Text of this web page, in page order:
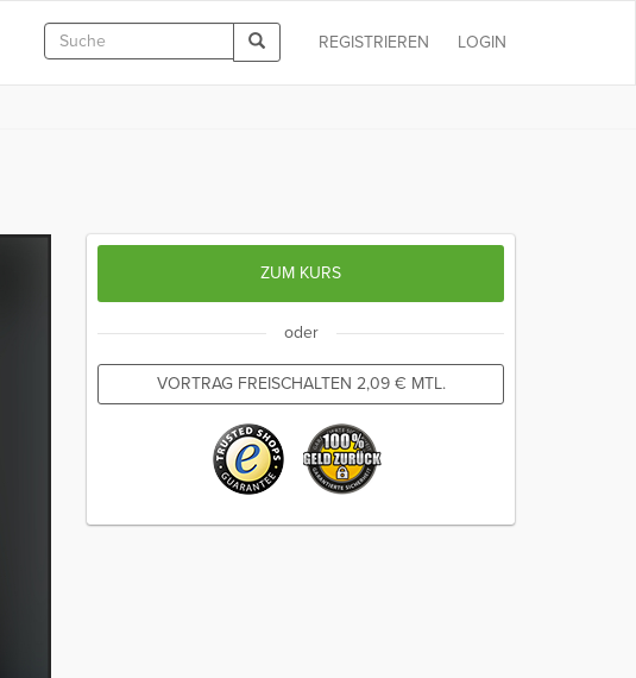
LOGIN
REGISTRIEREN
ZUM KURS
oder
VORTRAG FREISCHALTEN 2,09 € MTL.